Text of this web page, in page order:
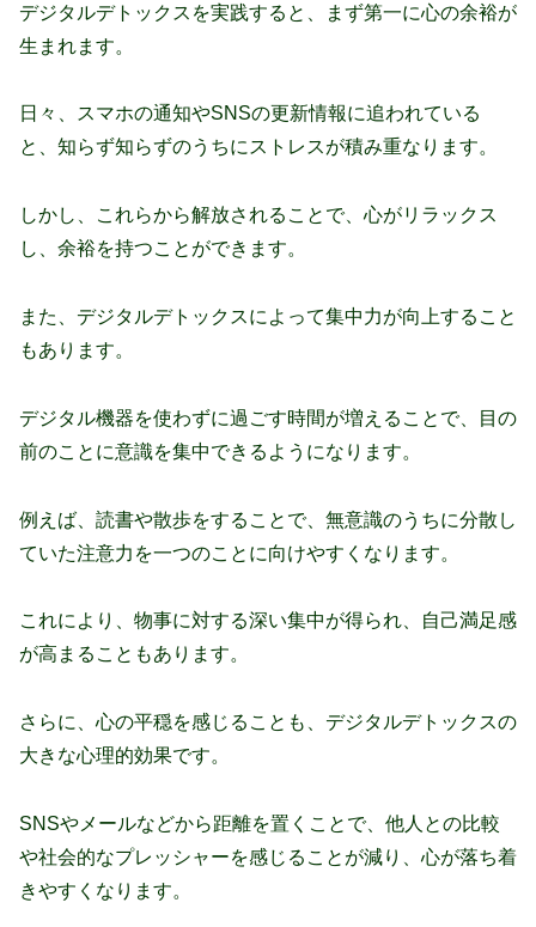
デジタルデトックスを実践すると、まず第一に心の余裕が
生まれます。
日々、スマホの通知やSNSの更新情報に追われている
と、知らず知らずのうちにストレスが積み重なります。
しかし、これらから解放されることで、心がリラックス
し、余裕を持つことができます。
また、デジタルデトックスによって集中力が向上すること
もあります。
デジタル機器を使わずに過ごす時間が増えることで、目の
前のことに意識を集中できるようになります。
例えば、読書や散歩をすることで、無意識のうちに分散し
ていた注意力を一つのことに向けやすくなります。
これにより、物事に対する深い集中が得られ、自己満足感
が高まることもあります。
さらに、心の平穏を感じることも、デジタルデトックスの
大きな心理的効果です。
SNSやメールなどから距離を置くことで、他人との比較
や社会的なプレッシャーを感じることが減り、心が落ち着
きやすくなります。